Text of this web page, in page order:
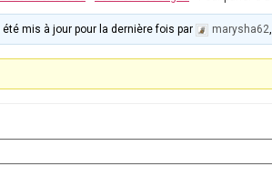
mis à jour pour la dernière fois par marysha62